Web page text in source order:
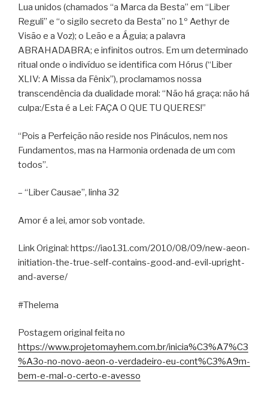
Lua unidos (chamados “a Marca da Besta” em “Liber
Reguli” e “o sigilo secreto da Besta” no 1º Aethyr de
Visão e a Voz); o Leão e a Águia; a palavra
ABRAHADABRA; e infinitos outros. Em um determinado
ritual onde o indivíduo se identifica com Hórus (“Liber
XLIV: A Missa da Fênix”), proclamamos nossa
transcendência da dualidade moral: “Não há graça: não há
culpa:/Esta é a Lei: FAÇA O QUE TU QUERES!”
“Pois a Perfeição não reside nos Pináculos, nem nos
Fundamentos, mas na Harmonia ordenada de um com
todos”.
– “Liber Causae”, linha 32
Amor é a lei, amor sob vontade.
Link Original: https://iao131.com/2010/08/09/new-aeon-
initiation-the-true-self-contains-good-and-evil-upright-
and-averse/
#Thelema
Postagem original feita no
https://www.projetomayhem.com.br/inicia%C3%A7%C3
%A3o-no-novo-aeon-o-verdadeiro-eu-cont%C3%A9m-
bem-e-mal-o-certo-e-avesso